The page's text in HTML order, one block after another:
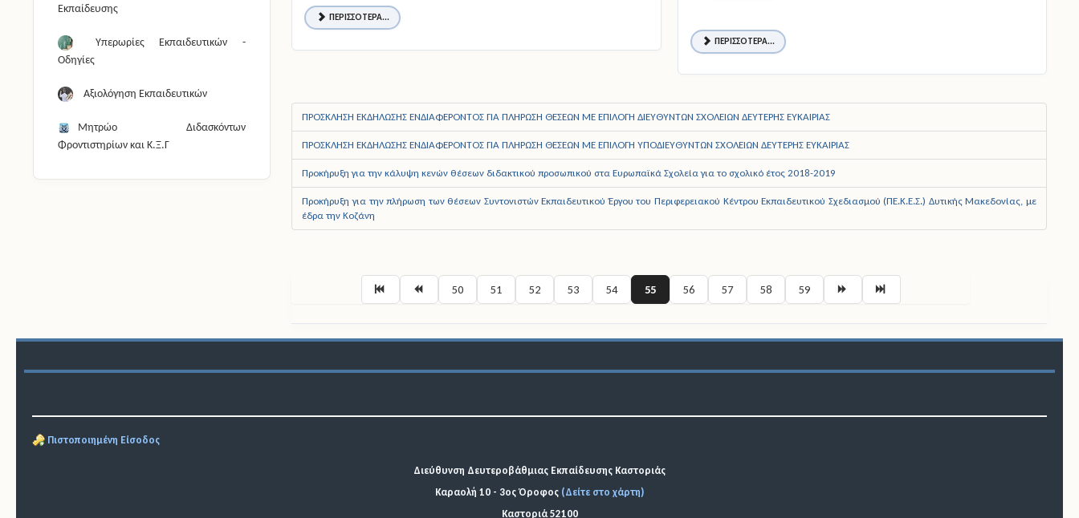
Εκπαίδευσης
Υπερωρίες Εκπαιδευτικών -
Οδηγίες
Αξιολόγηση Εκπαιδευτικών
Μητρώο Διδασκόντων
Φροντιστηρίων και Κ.Ξ.Γ
ΠΕΡΙΣΣΌΤΕΡΑ...
ΠΕΡΙΣΣΌΤΕΡΑ...
ΠΡΟΣΚΛΗΣΗ ΕΚΔΗΛΩΣΗΣ ΕΝΔΙΑΦΕΡΟΝΤΟΣ ΓΙΑ ΠΛΗΡΩΣΗ ΘΕΣΕΩΝ ΜΕ ΕΠΙΛΟΓΗ ΔΙΕΥΘΥΝΤΩΝ ΣΧΟΛΕΙΩΝ ΔΕΥΤΕΡΗΣ ΕΥΚΑΙΡΙΑΣ
ΠΡΟΣΚΛΗΣΗ ΕΚΔΗΛΩΣΗΣ ΕΝΔΙΑΦΕΡΟΝΤΟΣ ΓΙΑ ΠΛΗΡΩΣΗ ΘΕΣΕΩΝ ΜΕ ΕΠΙΛΟΓΗ ΥΠΟΔΙΕΥΘΥΝΤΩΝ ΣΧΟΛΕΙΩΝ ΔΕΥΤΕΡΗΣ ΕΥΚΑΙΡΙΑΣ
Προκήρυξη για την κάλυψη κενών θέσεων διδακτικού προσωπικού στα Ευρωπαϊκά Σχολεία για το σχολικό έτος 2018-2019
Προκήρυξη για την πλήρωση των θέσεων Συντονιστών Εκπαιδευτικού Έργου του Περιφερειακού Κέντρου Εκπαιδευτικού Σχεδιασμού (ΠΕ.Κ.Ε.Σ.) Δυτικής Μακεδονίας, με
έδρα την Κοζάνη
50 51 52 53 54 55 56 57 58 59
Πιστοποιημένη Είσοδος
Διεύθυνση Δευτεροβάθμιας Εκπαίδευσης Καστοριάς
Καραολή 10 - 3ος Όροφος (Δείτε στο χάρτη)
Καστοριά 52100